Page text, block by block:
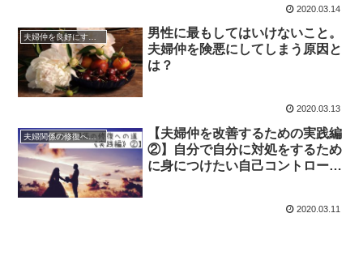
2020.03.14
夫婦仲を良好にするマインド
男性に最もしてはいけないこと。
夫婦仲を険悪にしてしまう原因と
は？
2020.03.13
夫婦関係の修復への道《実践編》
【夫婦仲を改善するための実践編
②】自分で自分に対処をするため
に身につけたい自己コントロール
2020.03.11